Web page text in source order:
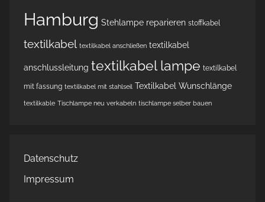
Hamburg Stehlampe reparieren stoffkabel
textilkabel textilkabel anschließen textilkabel
anschlussleitung textilkabel lampe textilkabel
mit fassung textilkabel mit stahlseil Textilkabel Wunschlänge
textilkable Tischlampe neu verkabeln tischlampe selber bauen
Datenschutz
Impressum